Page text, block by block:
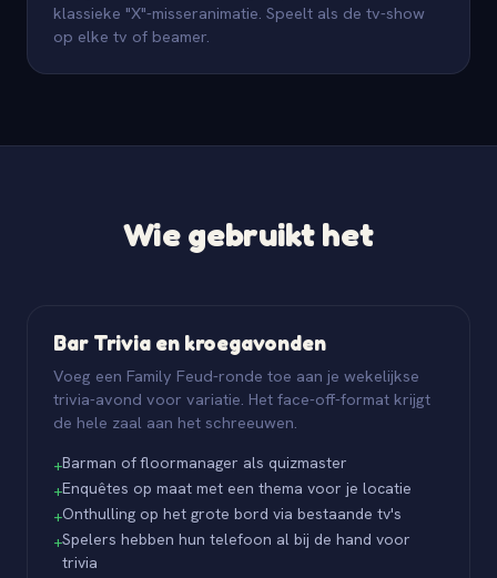
klassieke "X"-misseranimatie. Speelt als de tv-show
op elke tv of beamer.
Wie gebruikt het
Bar Trivia en kroegavonden
Voeg een Family Feud-ronde toe aan je wekelijkse
trivia-avond voor variatie. Het face-off-format krijgt
de hele zaal aan het schreeuwen.
+Barman of floormanager als quizmaster
+Enquêtes op maat met een thema voor je locatie
+Onthulling op het grote bord via bestaande tv's
+Spelers hebben hun telefoon al bij de hand voor
trivia